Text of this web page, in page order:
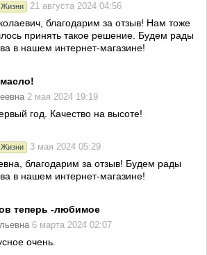
21 августа 2024 04:56
благодарим за отзыв! Нам тоже
принять такое решение. Будем рады
в нашем интернет-магазине!
2 мая 2024 19:19
год. Качество на высоте!
3 мая 2024 05:29
благодарим за отзыв! Будем рады
в нашем интернет-магазине!
теперь -любимое
6 марта 2024 02:07
очень.